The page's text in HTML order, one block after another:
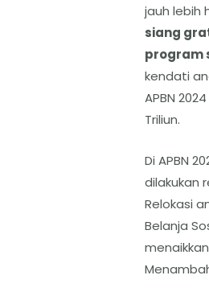
jauh lebih
siang
program
kendati
APBN
Triliun.
Di APBN
dilakukan
Relokasi
Belanja